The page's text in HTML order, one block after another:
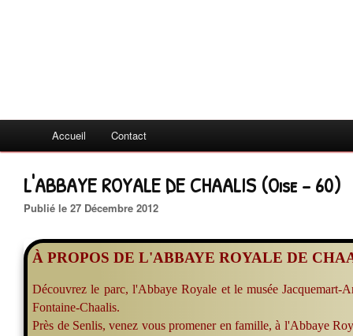
Accueil Contact
L'ABBAYE ROYALE DE CHAALIS (Oise - 60)
Publié le 27 Décembre 2012
À PROPOS DE L'ABBAYE ROYALE DE
Découvrez le parc, l'Abbaye Royale et le musée Jacquemart-
Fontaine-Chaalis.
Près de Senlis, venez vous promener en famille, à l'Abbaye